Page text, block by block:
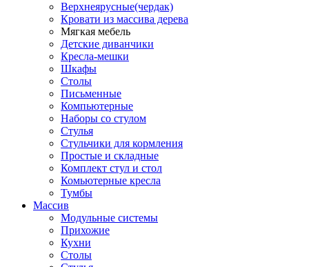
Верхнеярусные(чердак)
Кровати из массива дерева
Мягкая мебель
Детские диванчики
Кресла-мешки
Шкафы
Столы
Письменные
Компьютерные
Наборы со стулом
Стулья
Стульчики для кормления
Простые и складные
Комплект стул и стол
Комьютерные кресла
Тумбы
Массив
Модульные системы
Прихожие
Кухни
Столы